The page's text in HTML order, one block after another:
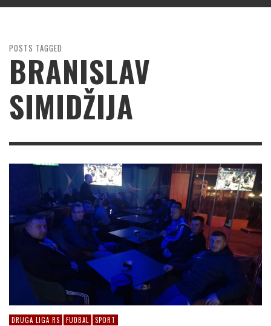
POSTS TAGGED
BRANISLAV
SIMIDŽIJA
DRUGA LIGA RS FUDBAL SPORT